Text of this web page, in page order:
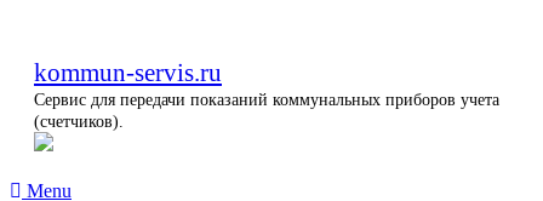
kommun-servis.ru
Сервис для передачи показаний коммунальных приборов учета
(счетчиков).
Menu